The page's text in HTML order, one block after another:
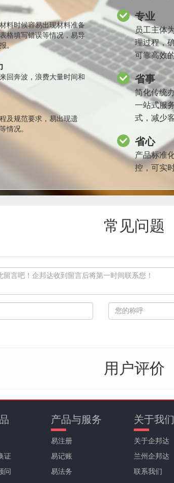
料时候容易出现材料准备
格填写错误等情况，易导
。
回奔波，浪费大量时间和
及规范要求，易出现遗
情况。
专业
员工主体
理过程，
可靠高效
省事
简化传统
一站式服
式，减少
省心
产品标准
控，可实
常见问题
用户评价
证
问
产品与服务
易注册
易记账
易法务
关于我们
关于企邦达
兰州企邦达
联系我们